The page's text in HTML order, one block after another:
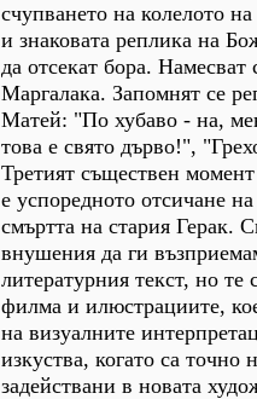
счупването на колелото
и знаковата реплика на
да отсекат бора.
Маргалака. Запомнят се
Матей: "По хубаво - на,
това е свято дърво!",
Третият съществен
е успоредното отсичане
смъртта на стария Герак.
внушения да ги
литературния текст, но те
филма и илюстрациите,
на визуалните
изкуства, когато са точно
задействани в новата